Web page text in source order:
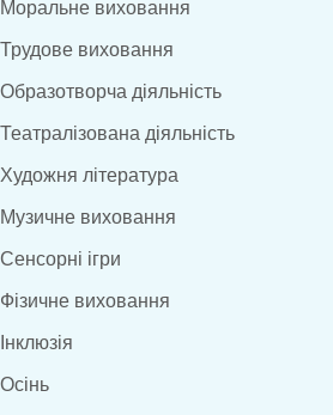
Моральне виховання
Трудове виховання
Образотворча діяльність
Театралізована діяльність
Художня література
Музичне виховання
Сенсорні ігри
Фізичне виховання
Інклюзія
Осінь